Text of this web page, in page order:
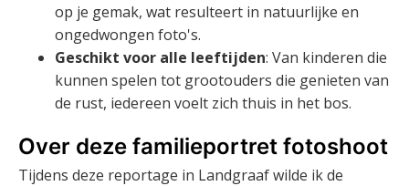
op je gemak, wat resulteert in natuurlijke en
ongedwongen foto's.
Geschikt voor alle leeftijden: Van kinderen die
kunnen spelen tot grootouders die genieten van
de rust, iedereen voelt zich thuis in het bos.
Over deze familieportret fotoshoot
Tijdens deze reportage in Landgraaf wilde ik de